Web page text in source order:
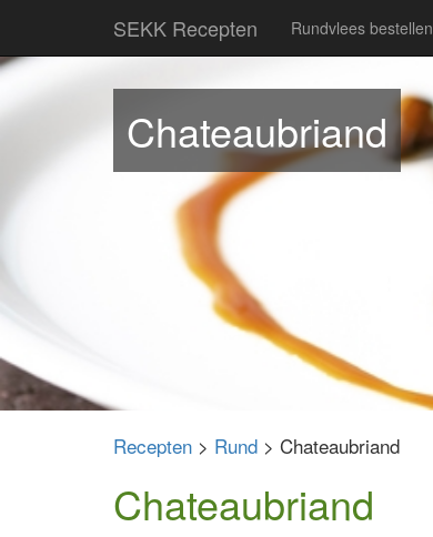
SEKK Recepten Rundvlees bestellen
Chateaubriand
Recepten > Rund > Chateaubriand
Chateaubriand